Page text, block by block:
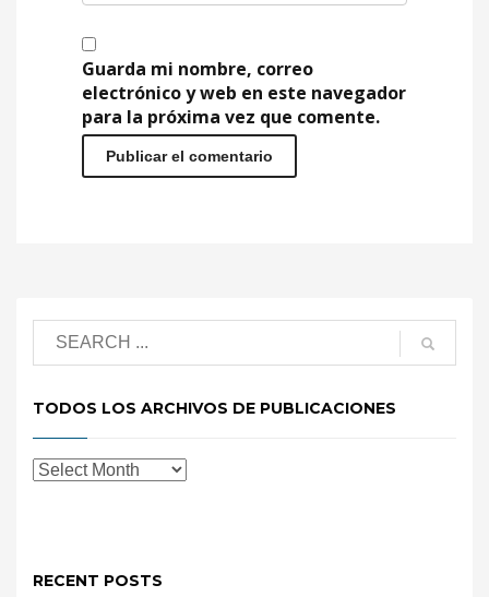
Guarda mi nombre, correo
electrónico y web en este navegador
para la próxima vez que comente.
TODOS LOS ARCHIVOS DE PUBLICACIONES
RECENT POSTS